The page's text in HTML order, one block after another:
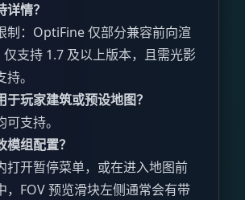
情？
制：OptiFine 仅部分兼容前向渲
支持 1.7 及以上版本，且需光影
。
于玩家建筑或预设地图？
支持。
组配置？
打开暂停菜单，或在进入地图前
，FOV 预览滑块左侧通常会有带